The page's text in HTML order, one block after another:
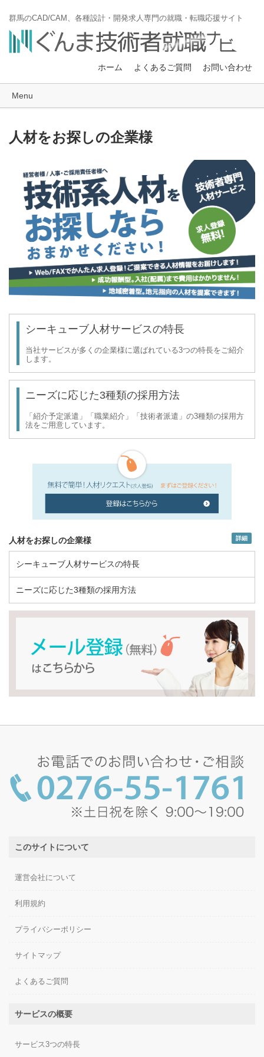
群馬のCAD/CAM、各種設計・開発求人専門の就職・転職応援サイト
ホーム よくあるご質問 お問い合わせ
Menu
人材をお探しの企業様
シーキューブ人材サービスの特長
当社サービスが多くの企業様に選ばれている3つの特長をご紹介
します。
ニーズに応じた3種類の採用方法
「紹介予定派遣」「職業紹介」「技術者派遣」の3種類の採用方
法をご用意しています。
人材をお探しの企業様 詳細
シーキューブ人材サービスの特長
ニーズに応じた3種類の採用方法
このサイトについて
運営会社について
利用規約
プライバシーポリシー
サイトマップ
よくあるご質問
サービスの概要
サービス3つの特長